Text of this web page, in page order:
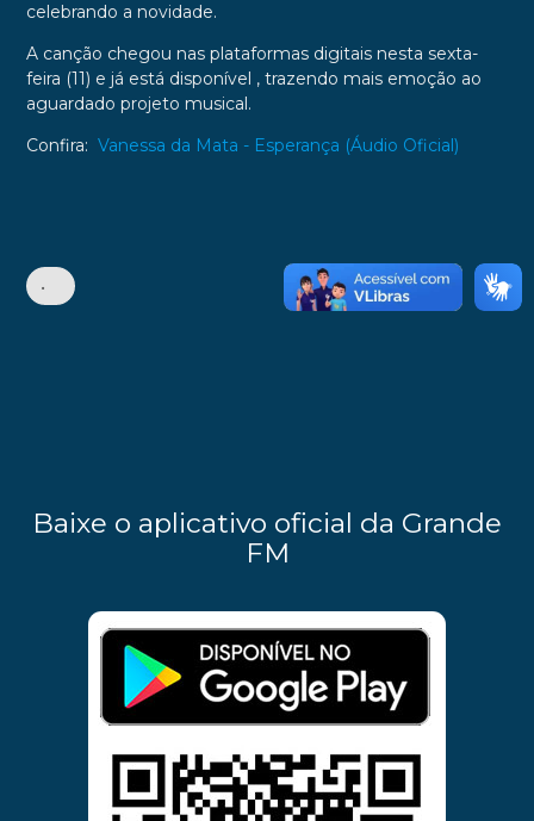
celebrando a novidade.
A canção chegou nas plataformas digitais nesta sexta-
feira (11) e já está disponível , trazendo mais emoção ao
aguardado projeto musical.
Confira: Vanessa da Mata - Esperança (Áudio Oficial)
•
Baixe o aplicativo oficial da Grande
FM